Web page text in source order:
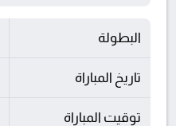
البطولة
تاريخ المباراة
توقيت المباراة